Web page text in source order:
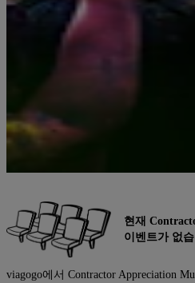
현재
이벤트가 없
viagogo에서 Contractor Appreciation